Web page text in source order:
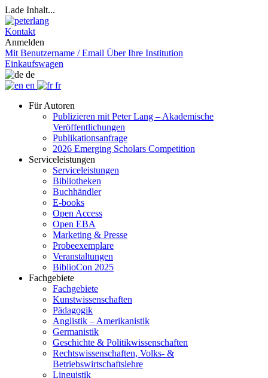
Lade Inhalt...
Kontakt
Anmelden
Mit Benutzername / Email Über Ihre Institution
Einkaufswagen
de
en
fr
Für Autoren
Publizieren mit Peter Lang – Akademische
Veröffentlichungen
Publikationsanfrage
2026 Emerging Scholars Competition
Serviceleistungen
Serviceleistungen
Bibliotheken
Buchhändler
E-books
Open Access
Open EBA
Marketing & Presse
Probeexemplare
Veranstaltungen
BiblioCon 2025
Fachgebiete
Fachgebiete
Kunstwissenschaften
Pädagogik
Anglistik – Amerikanistik
Germanistik
Geschichte & Politikwissenschaften
Rechtswissenschaften, Volks- &
Betriebswirtschaftslehre
Linguistik